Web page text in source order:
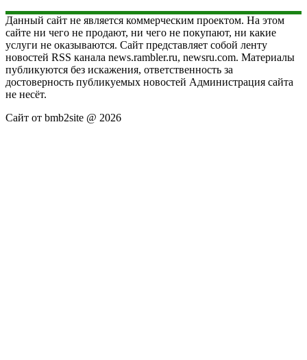
Данный сайт не является коммерческим проектом. На этом
сайте ни чего не продают, ни чего не покупают, ни какие
услуги не оказываются. Сайт представляет собой ленту
новостей RSS канала news.rambler.ru, newsru.com. Материалы
публикуются без искажения, ответственность за
достоверность публикуемых новостей Администрация сайта
не несёт.
Сайт от bmb2site @ 2026